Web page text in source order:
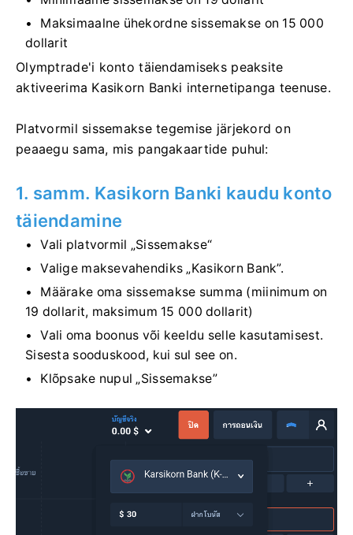
Maksimaalne ühekordne sissemakse on 15 000
dollarit
Olymptrade'i konto täiendamiseks peaksite
aktiveerima Kasikorn Banki internetipanga teenuse.
Platvormil sissemakse tegemise järjekord on
peaaegu sama, mis pangakaartide puhul:
1. samm. Kasikorn Banki kaudu konto
täiendamine
Vali platvormil „Sissemakse“
Valige maksevahendiks „Kasikorn Bank”.
Määrake oma sissemakse summa (miinimum on
19 dollarit, maksimum 15 000 dollarit)
Vali oma boonus või keeldu selle kasutamisest.
Sisesta sooduskood, kui sul see on.
Klõpsake nupul „Sissemakse”